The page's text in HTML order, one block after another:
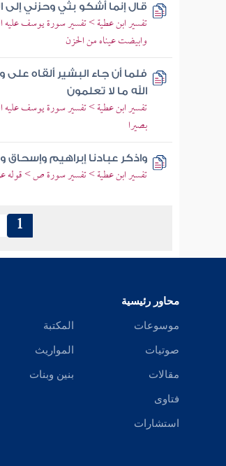
قال إنما أشكو بثي وحزني إلى
تفسير ابن عطية > تفسير سورة يوسف
وابيضت عيناه من الحزن
فلما أن جاء البشير ألقاه
الله ما لا تعلمون
تفسير ابن عطية > تفسير سورة يوسف عليه
بصيرا
واذكر عبادنا إبراهيم وإسحاق
تفسير ابن عطية > تفسير سورة ص > قوله
1
محاور رئيسية
موسوعات
صوتيات
مقالات
فتاوى
استشارات
المكتبة
المواريث
بنين وبنات